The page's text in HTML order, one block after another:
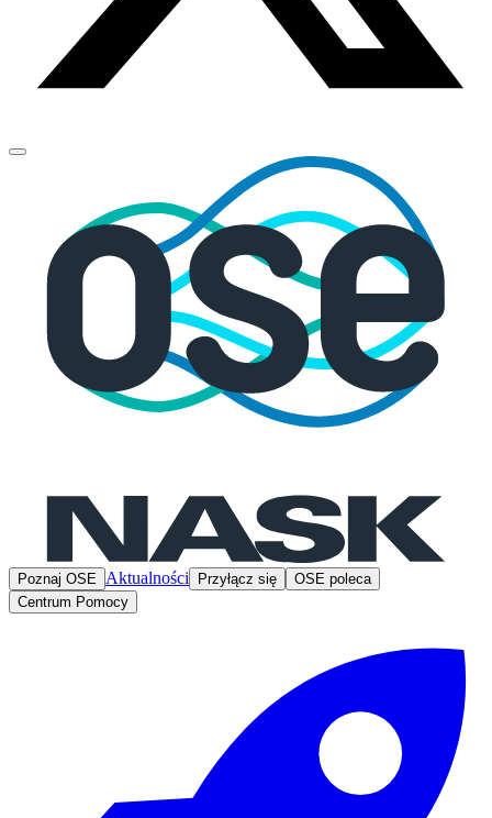
Poznaj OSE Aktualności Przyłącz się
OSE poleca
Centrum Pomocy